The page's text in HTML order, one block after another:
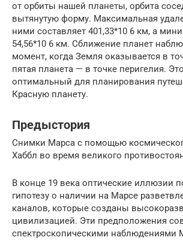
от орбиты нашей планеты, орбита
вытянутую форму. Максимальная
ними составляет 401,33*10 6 км, а
54,56*10 6 км. Сближение планет
момент, когда Земля оказывается в
пятая планета — в точке перигелия.
оптимальный для планирования
Красную планету.
Предыстория
Снимки Марса с помощью
Хаббл во время великого
В конце 19 века оптические иллюзии
гипотезу о наличии на Марсе
каналов, которые созданы
цивилизацией. Эти предположения
спектроскопическими наблюдениями